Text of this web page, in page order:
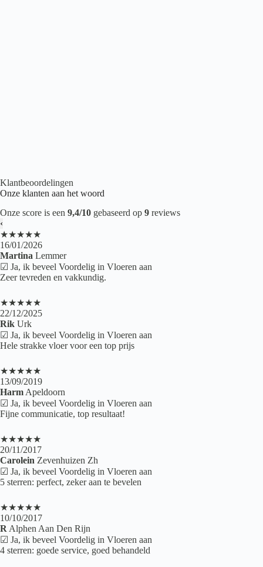
Klantbeoordelingen
Onze klanten aan het woord
Onze score is een 9,4/10 gebaseerd op 9 reviews
‹
★★★★★
16/01/2026
Martina Lemmer
☑ Ja, ik beveel Voordelig in Vloeren aan
Zeer tevreden en vakkundig.
★★★★★
22/12/2025
Rik Urk
☑ Ja, ik beveel Voordelig in Vloeren aan
Hele strakke vloer voor een top prijs
★★★★★
13/09/2019
Harm Apeldoorn
☑ Ja, ik beveel Voordelig in Vloeren aan
Fijne communicatie, top resultaat!
★★★★★
20/11/2017
Carolein Zevenhuizen Zh
☑ Ja, ik beveel Voordelig in Vloeren aan
5 sterren: perfect, zeker aan te bevelen
★★★★★
10/10/2017
R Alphen Aan Den Rijn
☑ Ja, ik beveel Voordelig in Vloeren aan
4 sterren: goede service, goed behandeld